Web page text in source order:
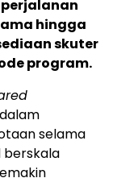
perjalanan
hingga
skuter
program.
selama
berskala